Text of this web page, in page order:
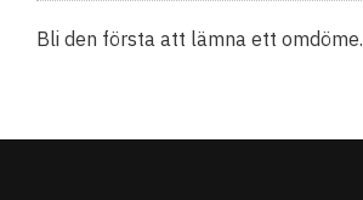
Bli den första att lämna ett omdöme.